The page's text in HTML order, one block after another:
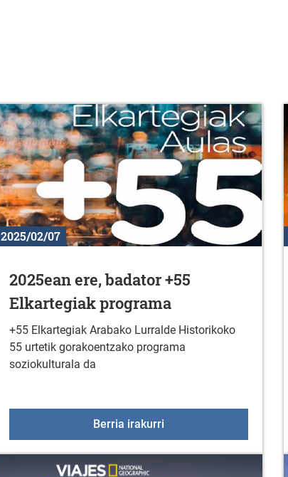
2025/02/07
2025ean ere, badator +55
Elkartegiak programa
+55 Elkartegiak Arabako Lurralde Historikoko
55 urtetik gorakoentzako programa
soziokulturala da
Berria irakurri2025ean ere, badator